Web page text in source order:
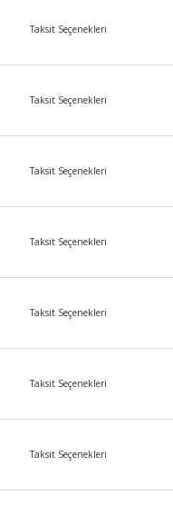
Taksit Seçenekleri
Taksit Seçenekleri
Taksit Seçenekleri
Taksit Seçenekleri
Taksit Seçenekleri
Taksit Seçenekleri
Taksit Seçenekleri